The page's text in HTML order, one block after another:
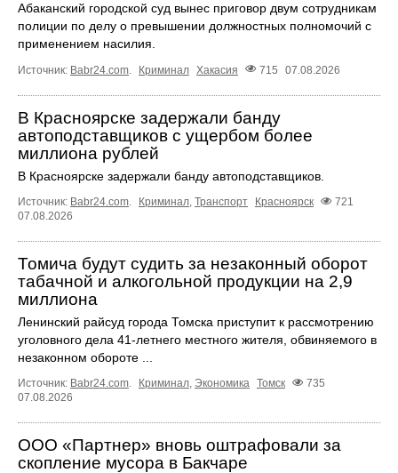
Абаканский городской суд вынес приговор двум сотрудникам
полиции по делу о превышении должностных полномочий с
применением насилия.
Источник: Babr24.com Криминал Хакасия 715 07.08.2026
В Красноярске задержали банду
автоподставщиков с ущербом более
миллиона рублей
В Красноярске задержали банду автоподставщиков.
Источник: Babr24.com Криминал Транспорт Красноярск
721
07.08.2026
Томича будут судить за незаконный оборот
табачной и алкогольной продукции на 2,9
миллиона
Ленинский райсуд города Томска приступит к рассмотрению
уголовного дела 41-летнего местного жителя, обвиняемого в
незаконном обороте ...
Источник: Babr24.com Криминал Экономика Томск
735
07.08.2026
ООО «Партнер» вновь оштрафовали за
скопление мусора в Бакчаре